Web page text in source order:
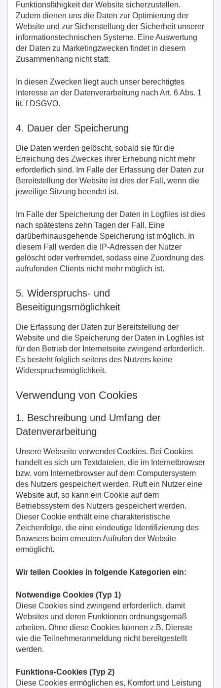
Funktionsfähigkeit der Website sicherzustellen.
Zudem dienen uns die Daten zur Optimierung der
Website und zur Sicherstellung der Sicherheit unserer
informationstechnischen Systeme. Eine Auswertung
der Daten zu Marketingzwecken findet in diesem
Zusammenhang nicht statt.
In diesen Zwecken liegt auch unser berechtigtes
Interesse an der Datenverarbeitung nach Art. 6 Abs. 1
lit. f DSGVO.
4. Dauer der Speicherung
Die Daten werden gelöscht, sobald sie für die
Erreichung des Zweckes ihrer Erhebung nicht mehr
erforderlich sind. Im Falle der Erfassung der Daten zur
Bereitstellung der Website ist dies der Fall, wenn die
jeweilige Sitzung beendet ist.
Im Falle der Speicherung der Daten in Logfiles ist dies
nach spätestens zehn Tagen der Fall. Eine
darüberhinausgehende Speicherung ist möglich. In
diesem Fall werden die IP-Adressen der Nutzer
gelöscht oder verfremdet, sodass eine Zuordnung des
aufrufenden Clients nicht mehr möglich ist.
5. Widerspruchs- und
Beseitigungsmöglichkeit
Die Erfassung der Daten zur Bereitstellung der
Website und die Speicherung der Daten in Logfiles ist
für den Betrieb der Internetseite zwingend erforderlich.
Es besteht folglich seitens des Nutzers keine
Widerspruchsmöglichkeit.
Verwendung von Cookies
1. Beschreibung und Umfang der
Datenverarbeitung
Unsere Webseite verwendet Cookies. Bei Cookies
handelt es sich um Textdateien, die im Internetbrowser
bzw. vom Internetbrowser auf dem Computersystem
des Nutzers gespeichert werden. Ruft ein Nutzer eine
Website auf, so kann ein Cookie auf dem
Betriebssystem des Nutzers gespeichert werden.
Dieser Cookie enthält eine charakteristische
Zeichenfolge, die eine eindeutige Identifizierung des
Browsers beim erneuten Aufrufen der Website
ermöglicht.
Wir teilen Cookies in folgende Kategorien ein:
Notwendige Cookies (Typ 1)
Diese Cookies sind zwingend erforderlich, damit
Websites und deren Funktionen ordnungsgemäß
arbeiten. Ohne diese Cookies können z.B. Dienste
wie die Teilnehmeranmeldung nicht bereitgestellt
werden.
Funktions-Cookies (Typ 2)
Diese Cookies ermöglichen es, Komfort und Leistung